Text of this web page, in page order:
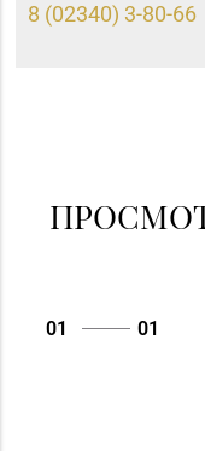
8 (02340) 3-80-66
8 (0222) 64-09-
01 01